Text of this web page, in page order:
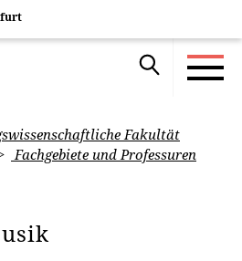
Fakultät
Fachgebiete und Professuren